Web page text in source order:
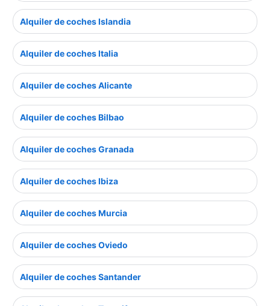
Alquiler de coches Islandia
Alquiler de coches Italia
Alquiler de coches Alicante
Alquiler de coches Bilbao
Alquiler de coches Granada
Alquiler de coches Ibiza
Alquiler de coches Murcia
Alquiler de coches Oviedo
Alquiler de coches Santander